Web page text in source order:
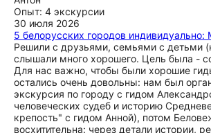
Опыт: 4 экскурсии
30 июля 2026
5 белорусских городов
Решили с друзьями, семьями с детьми
слышали много хорошего. Цель была -
Для нас важно, чтобы были хорошие
остались очень довольны: нам был
экскурсия по городу с гидом
человеческих судеб и историю
крепость" с гидом Анной), потом
восхитительна: через детали истории,